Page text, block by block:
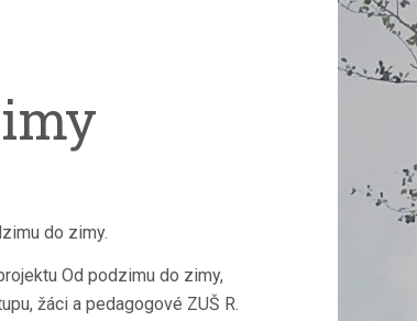
do zimy.
Od podzimu do zimy,
žáci a pedagogové ZUŠ R.